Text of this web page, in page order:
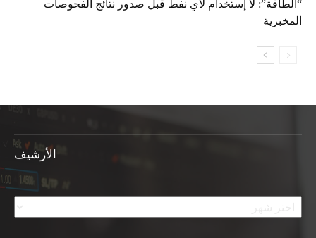
“الطاقة”: لا إستخدام لأي نفط قبل صدور نتائج الفحوصات
المخبرية
الأرشيف
الأرشيف